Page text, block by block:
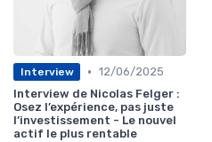
Interview • 12/06/2025
Interview de Nicolas Felger :
Osez l’expérience, pas juste
l’investissement - Le nouvel
actif le plus rentable